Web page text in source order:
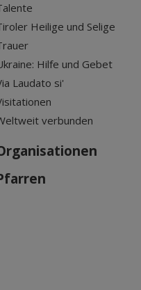
Heilige und Selige
Hilfe und Gebet
Laudato si'
verbunden